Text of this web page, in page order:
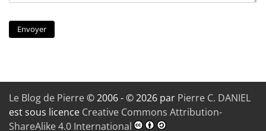
Le Blog de Pierre© 2006 - © 2026 par Pierre C. DANIEL
est sous licence Creative Commons Attribution-
ShareAlike 4.0 International